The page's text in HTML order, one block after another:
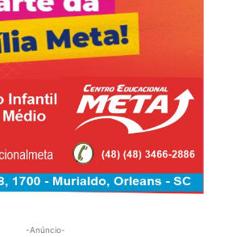
-Anúncio-